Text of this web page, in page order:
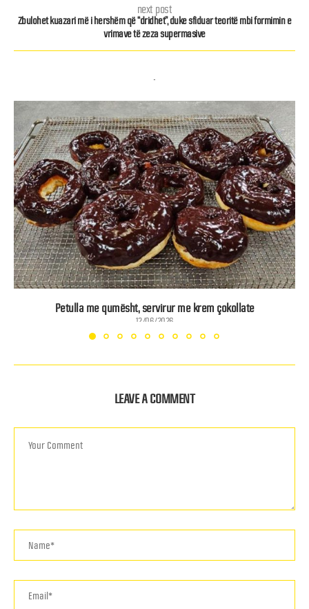
next post
Zbulohet kuazari më i hershëm që “dridhet”, duke sfiduar teoritë mbi formimin e
vrimave të zeza supermasive
Petulla me qumësht, servirur me krem çokollate
12/06/2026
LEAVE A COMMENT